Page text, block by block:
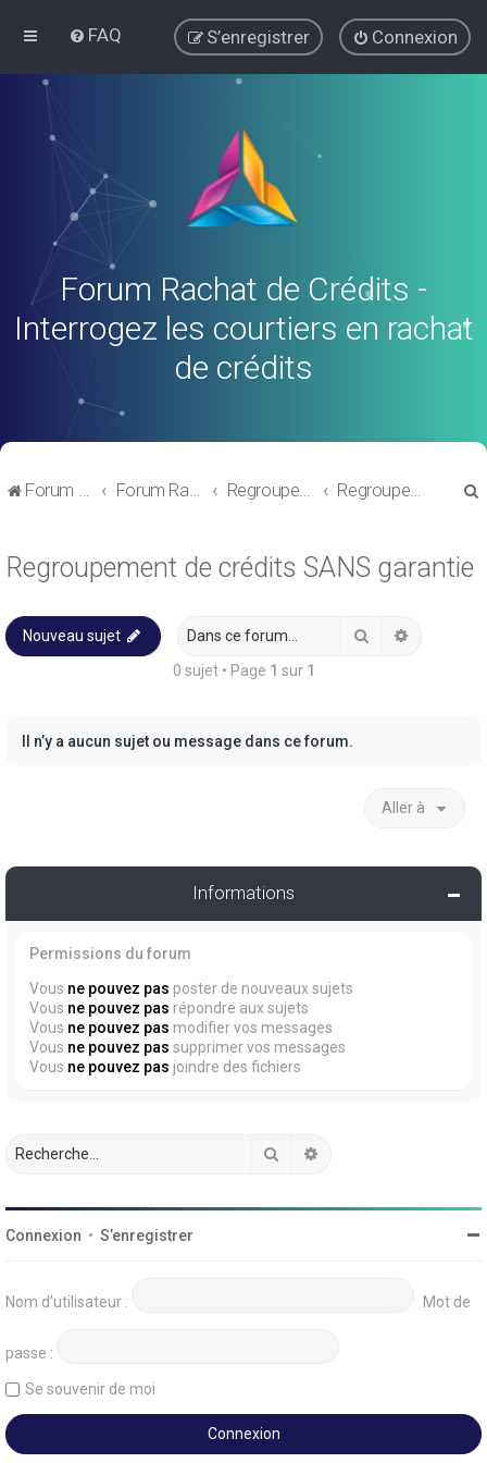
FAQ Connexion
S’enregistrer
Forum Rachat de Crédits -
Interrogez les courtiers en rachat
de crédits
Forum de discussions sur le Regroupement de Crédits et le Rachat de Crédits Forum Rachat de Crédits Regroupement de crédits ou Rachat de Crédits pour Propriétaire Regroupement de crédits SANS garantie
Regroupement de crédits SANS garantie
Nouveau sujet Rechercher
0 sujet • Page 1 sur 1
Il n’y a aucun sujet ou message dans ce forum.
Aller à
Informations
Permissions du forum
Vous ne pouvez pas poster de nouveaux sujets
Vous ne pouvez pas répondre aux sujets
Vous ne pouvez pas modifier vos messages
Vous ne pouvez pas supprimer vos messages
Vous ne pouvez pas joindre des fichiers
Rechercher
Connexion • S’enregistrer
Nom d’utilisateur : Mot de
passe :
Se souvenir de moi